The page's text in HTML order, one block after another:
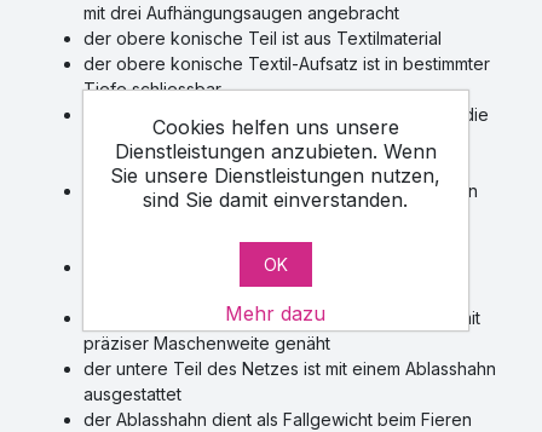
Cookies helfen uns unsere
Dienstleistungen anzubieten. Wenn
Sie unsere Dienstleistungen nutzen,
sind Sie damit einverstanden.
OK
Mehr dazu
mit drei Aufhängungsaugen angebracht
der obere konische Teil ist aus Textilmaterial
der obere konische Textil-Aufsatz ist in bestimmter
Tiefe schliessbar
das Netz ist mit Abschnürungsaugen versehen, die
das Netz in definierter Tiefe zu schliessen
ermöglichen
diese Ausführung ist für separate Abfischung von
der obere konische Textil-Aufsatz kann auch
nichtschliessend sein
das Netzbeutel ist feinmaschigem PA-Gewebe mit
präziser Maschenweite genäht
der untere Teil des Netzes ist mit einem Ablasshahn
ausgestattet
der Ablasshahn dient als Fallgewicht beim Fieren